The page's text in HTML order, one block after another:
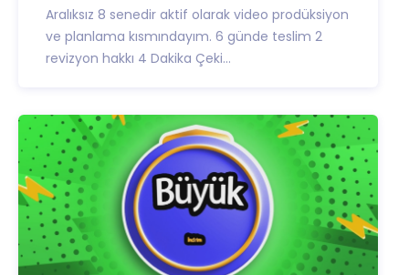
Aralıksız 8 senedir aktif olarak video prodüksiyon
ve planlama kısmındayım. 6 günde teslim 2
revizyon hakkı 4 Dakika Çeki...